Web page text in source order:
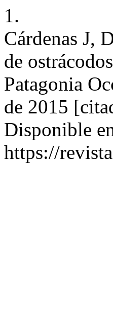
1.
Cárdenas J,
de
Patagonia
de 2015
Disponible
https://